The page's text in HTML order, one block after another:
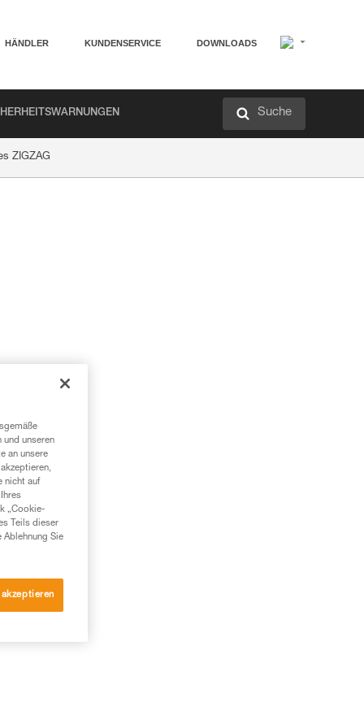
HÄNDLER KUNDENSERVICE DOWNLOADS
Suche
ZIGZAG
und unseren
an unsere
nicht auf
„Cookie-
Teils dieser
Ablehnung Sie